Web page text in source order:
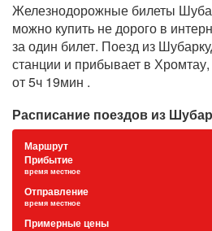
Железнодорожные билеты
можно купить не дорого в
за один билет. Поезд из
станции и прибывает в
от 5ч 19мин .
Расписание поездов из
Маршрут
Прибытие
время местное
Отправление
время местное
Примерные цены